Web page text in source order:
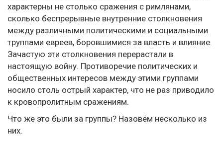
характерны не столько сражения с римлянами,
сколько беспрерывные внутренние столкновения
между различными политическими и социальными
труппами евреев, боровшимися за власть и влияние.
Зачастую эти столкновения перерастали в
настоящую войну. Противоречие политических и
общественных интересов между этими группами
носило столь острый характер, что не раз приводило
к кровопролитным сражениям.
Что же это были за группы? Назовём несколько из
них.